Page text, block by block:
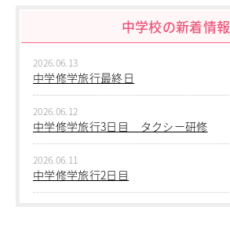
中学校の新着情報
2026.06.13
中学修学旅行最終日
2026.06.12
中学修学旅行3日目 タクシー研修
2026.06.11
中学修学旅行2日目